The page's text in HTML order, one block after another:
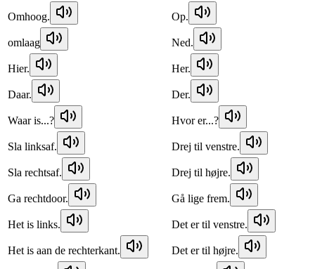
Omhoog. Op.
omlaag Ned.
Hier. Her.
Daar. Der.
Waar is...? Hvor er...?
Sla linksaf. Drej til venstre.
Sla rechtsaf. Drej til højre.
Ga rechtdoor. Gå lige frem.
Het is links. Det er til venstre.
Het is aan de rechterkant. Det er til højre.